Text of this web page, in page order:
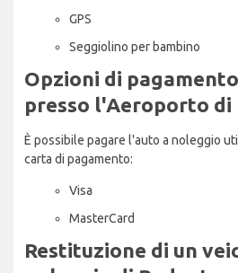
GPS
Seggiolino per bambino
Opzioni di
presso l'Aeroporto di
È possibile pagare l'auto a noleggio
carta di pagamento:
Visa
MasterCard
Restituzione di un